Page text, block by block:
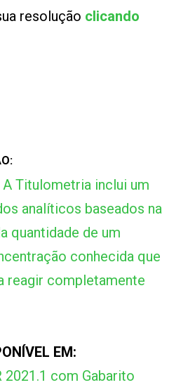
resolução clicando
A Titulometria inclui um
analíticos baseados na
quantidade de um
conhecida que
reagir completamente
EM:
2021.1 com Gabarito